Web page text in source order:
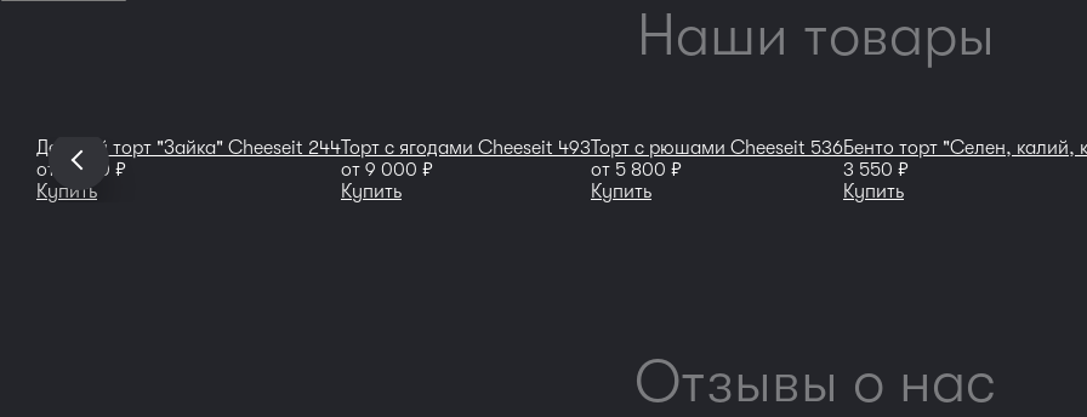
Наши товары
Детский торт "Зайка" Cheeseit 244
от
9 350
руб
Купить
Торт с ягодами Cheeseit 493
от 9 000
руб
Купить
Торт с рюшами Cheeseit 536
от 5 800
руб
Купить
Бенто торт "Селен, калий,
3 550
руб
Купить
Отзывы о нас